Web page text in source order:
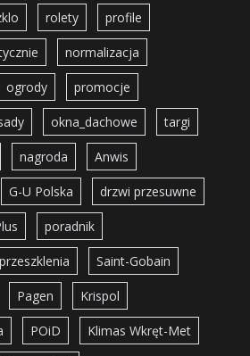
rolety profile
normalizacja
ogrody promocje
okna_dachowe targi
nagroda Anwis
G-U Polska drzwi przesuwne
poradnik
przeszklenia Saint-Gobain
Pagen Krispol
POiD Klimas Wkręt-Met